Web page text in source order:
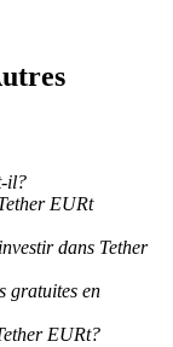
il?
EURt
dans Tether
gratuites en
EURt?